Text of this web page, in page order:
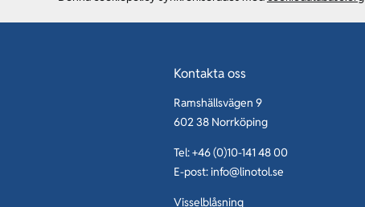
Kontakta oss
Ramshällsvägen 9
602 38 Norrköping
Tel: +46 (0)10-141 48 00
E-post:info@linotol.se
Visselblåsning